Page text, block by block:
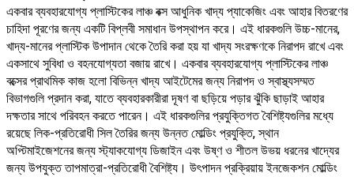
একবার ব্যবহারযোগ্য প্লাস্টিকের লাঞ্চ বক্স আধুনিক খাদ্য প্যাকেজিং এবং আহার বিতরণের
চাহিদা পূরণের জন্য একটি বিপ্লবী সমাধান উপস্থাপন করে। এই ধারকগুলি উচ্চ-মানের,
খাদ্য-মানের প্লাস্টিক উপাদান থেকে তৈরি করা হয় যা খাদ্য সংরক্ষণকে নিরাপদ রাখে এবং
একসাথে সুবিধা ও বহনযোগ্যতা বজায় রাখে। একবার ব্যবহারযোগ্য প্লাস্টিকের লাঞ্চ
বক্সের প্রাথমিক কাজ হলো বিভিন্ন খাদ্য আইটেমের জন্য নিরাপদ ও স্বাস্থ্যসম্মত
বিভাগগুলি প্রদান করা, যাতে ব্যবহারকারীরা দূষণ বা ছড়িয়ে পড়ার ঝুঁকি ছাড়াই আহার
দক্ষতার সাথে পরিবহন করতে পারেন। এই ধারকগুলির প্রযুক্তিগত বৈশিষ্ট্যগুলির মধ্যে
রয়েছে লিক-প্রতিরোধী সিল তৈরির জন্য উন্নত মোল্ডিং প্রযুক্তি, স্থান
অপ্টিমাইজেশনের জন্য স্ট্যাকযোগ্য ডিজাইন এবং উষ্ণ ও শীতল উভয় ধরনের খাদ্যের
জন্য উপযুক্ত তাপমাত্রা-প্রতিরোধী বৈশিষ্ট্য। উৎপাদন প্রক্রিয়ায় ইনজেকশন মোল্ডিং